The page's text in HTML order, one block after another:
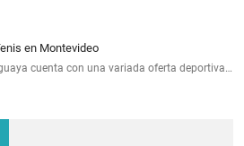
en Montevideo
cuenta con una variada oferta deportiva…